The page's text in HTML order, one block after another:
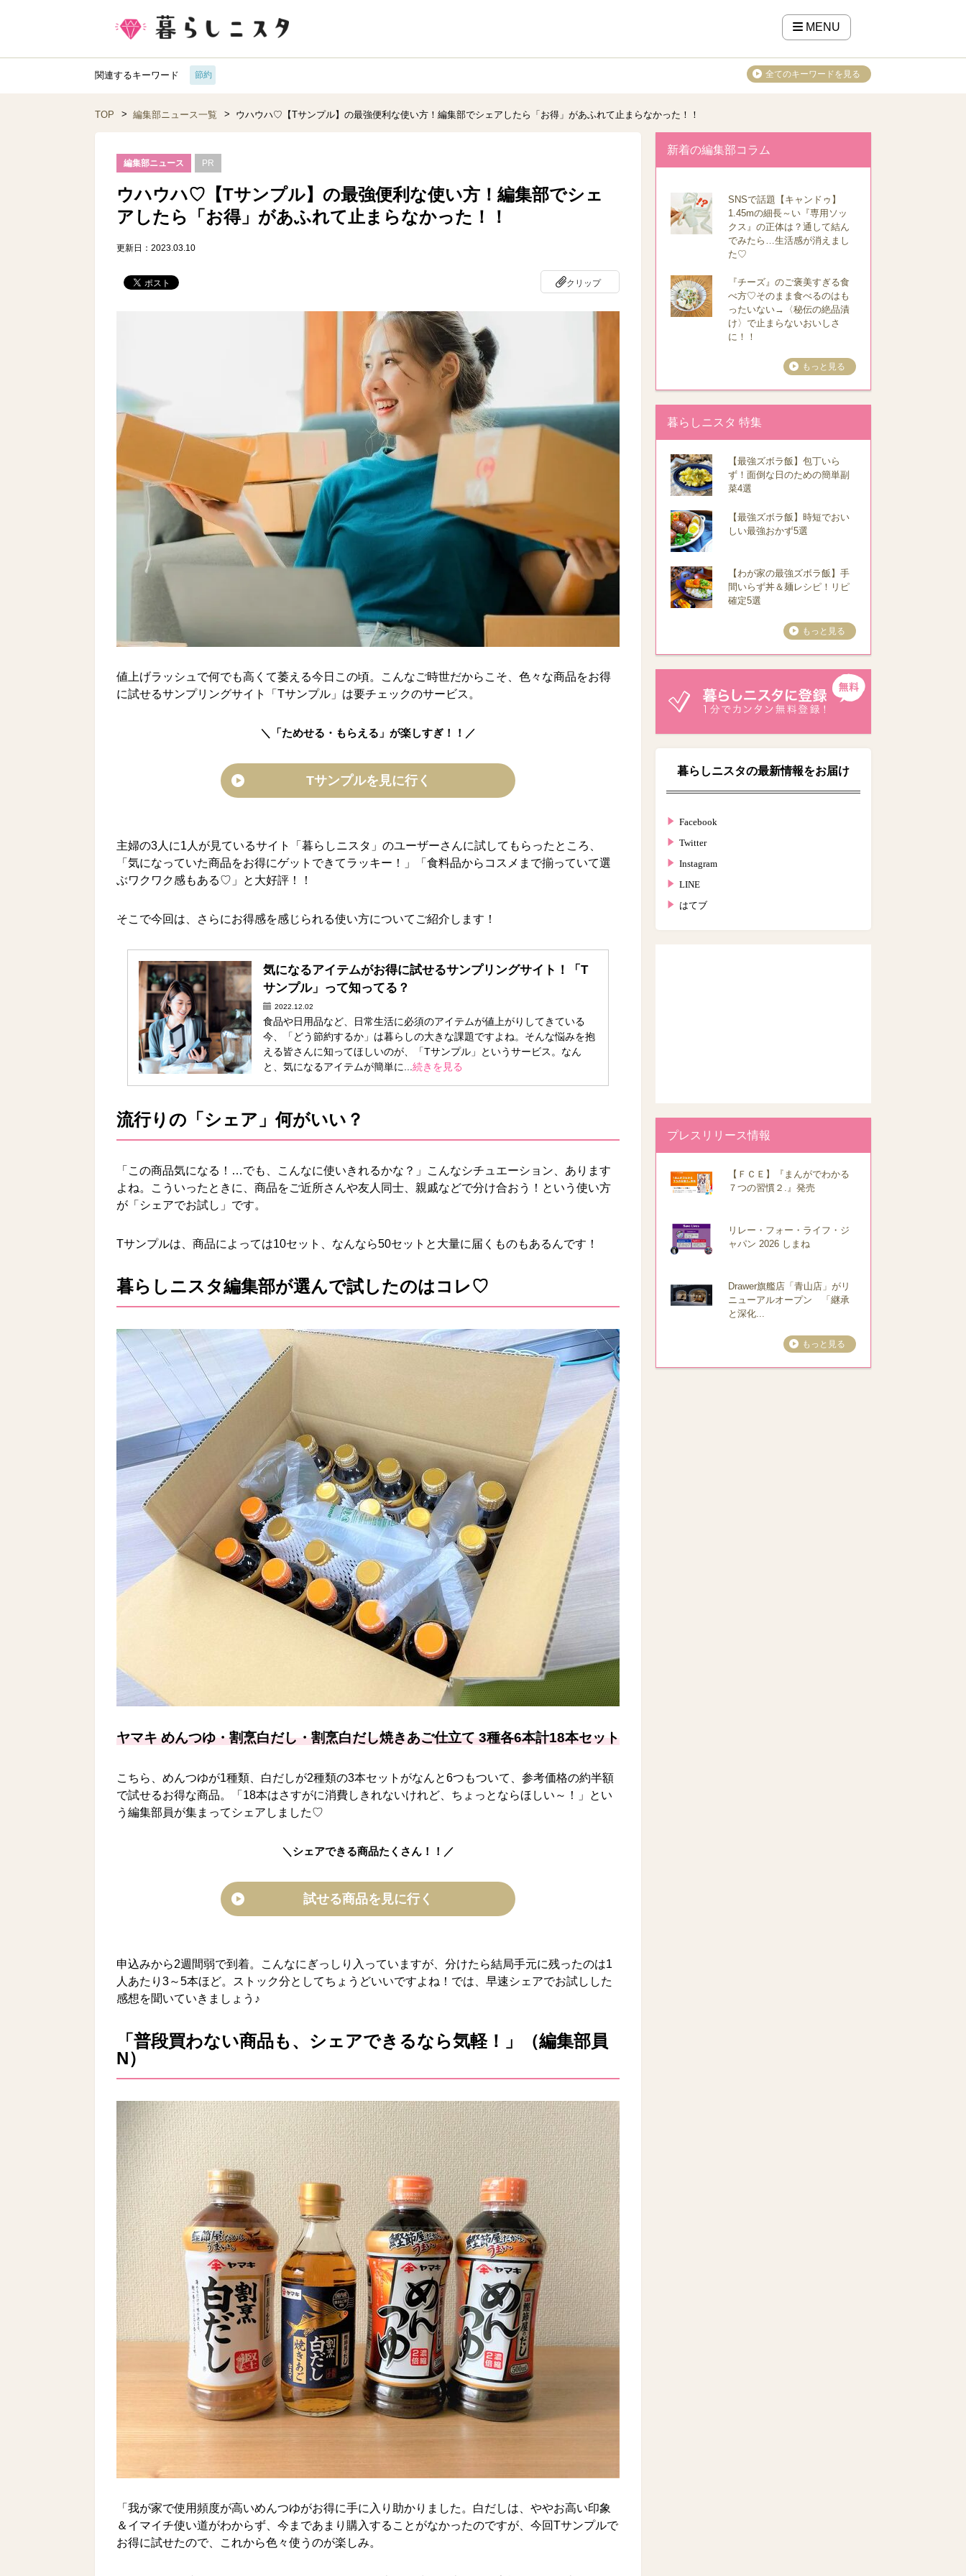
MENU
関連するキーワード 節約 全てのキーワードを見る
TOP 編集部ニュース一覧 ウハウハ♡【Tサンプル】の最強便利な使い方！編集部でシェアしたら「お得」があふれて止まらなかった！！
編集部ニュース PR
ウハウハ♡【Tサンプル】の最強便利な使い方！編集部でシェ
アしたら「お得」があふれて止まらなかった！！
更新日：2023.03.10
クリップ
値上げラッシュで何でも高くて萎える今日この頃。こんなご時世だからこそ、色々な商品をお得
に試せるサンプリングサイト「Tサンプル」は要チェックのサービス。
＼「ためせる・もらえる」が楽しすぎ！！／
Tサンプルを見に行く
主婦の3人に1人が見ているサイト「暮らしニスタ」のユーザーさんに試してもらったところ、
「気になっていた商品をお得にゲットできてラッキー！」「食料品からコスメまで揃っていて選
ぶワクワク感もある♡」と大好評！！
そこで今回は、さらにお得感を感じられる使い方についてご紹介します！
気になるアイテムがお得に試せるサンプリングサイト！「T
サンプル」って知ってる？
2022.12.02
食品や日用品など、日常生活に必須のアイテムが値上がりしてきている
今、「どう節約するか」は暮らしの大きな課題ですよね。そんな悩みを抱
える皆さんに知ってほしいのが、「Tサンプル」というサービス。なん
と、気になるアイテムが簡単に... 続きを見る
流行りの「シェア」何がいい？
「この商品気になる！…でも、こんなに使いきれるかな？」こんなシチュエーション、あります
よね。こういったときに、商品をご近所さんや友人同士、親戚などで分け合おう！という使い方
が「シェアでお試し」です。
Tサンプルは、商品によっては10セット、なんなら50セットと大量に届くものもあるんです！
暮らしニスタ編集部が選んで試したのはコレ♡
ヤマキ めんつゆ・割烹白だし・割烹白だし焼きあご仕立て 3種各6本計18本セット
こちら、めんつゆが1種類、白だしが2種類の3本セットがなんと6つもついて、参考価格の約半額
で試せるお得な商品。「18本はさすがに消費しきれないけれど、ちょっとならほしい～！」とい
う編集部員が集まってシェアしました♡
＼シェアできる商品たくさん！！／
試せる商品を見に行く
申込みから2週間弱で到着。こんなにぎっしり入っていますが、分けたら結局手元に残ったのは1
人あたり3～5本ほど。ストック分としてちょうどいいですよね！では、早速シェアでお試しした
感想を聞いていきましょう♪
「普段買わない商品も、シェアできるなら気軽！」（編集部員
N）
「我が家で使用頻度が高いめんつゆがお得に手に入り助かりました。白だしは、ややお高い印象
＆イマイチ使い道がわからず、今まであまり購入することがなかったのですが、今回Tサンプルで
お得に試せたので、これから色々使うのが楽しみ。
新着の編集部コラム
SNSで話題【キャンドゥ】
1.45mの細長～い『専用ソッ
クス』の正体は？通して結ん
でみたら…生活感が消えまし
た♡
『チーズ』のご褒美すぎる食
べ方♡そのまま食べるのはも
ったいない→〈秘伝の絶品漬
け〉で止まらないおいしさ
に！！
もっと見る
暮らしニスタ 特集
【最強ズボラ飯】包丁いら
ず！面倒な日のための簡単副
菜4選
【最強ズボラ飯】時短でおい
しい最強おかず5選
【わが家の最強ズボラ飯】手
間いらず丼＆麺レシピ！リピ
確定5選
もっと見る
暮らしニスタの最新情報をお届け
Facebook
Twitter
Instagram
LINE
はてブ
プレスリリース情報
【ＦＣＥ】『まんがでわかる
７つの習慣２.』発売
リレー・フォー・ライフ・ジ
ャパン 2026 しまね
Drawer旗艦店「青山店」がリ
ニューアルオープン 「継承
と深化...
もっと見る